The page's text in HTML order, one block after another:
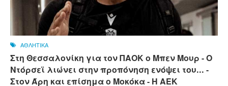
ΑΘΛΗΤΙΚΑ
Στη Θεσσαλονίκη για τον ΠΑΟΚ ο Μπεν Μουρ - Ο
Ντόρσεϊ λιώνει στην προπόνηση ενόψει του... -
Στον Άρη και επίσημα ο Μοκόκα - Η ΑΕΚ